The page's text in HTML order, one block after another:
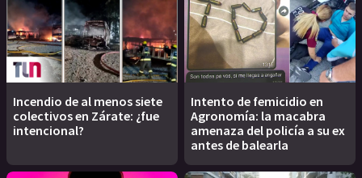
Incendio de al menos siete
colectivos en Zárate: ¿fue
intencional?
Intento de femicidio en
Agronomía: la macabra
amenaza del policía a su ex
antes de balearla